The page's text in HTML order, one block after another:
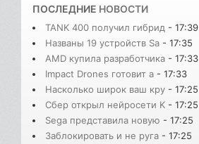
ПОСЛЕДНИЕ НОВОСТИ
TANK 400 получил гибрид - 17:39
Названы 19 устройств Sa - 17:35
AMD купила разработчика - 17:33
Impact Drones готовит а - 17:33
Насколько широк ваш кру - 17:25
Сбер открыл нейросети K - 17:25
Sega представила новую - 17:25
Заблокировать и не руга - 17:25